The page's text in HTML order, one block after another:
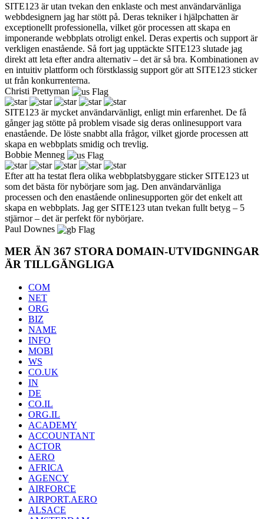
SITE123 är utan tvekan den enklaste och mest användarvänliga
webbdesignern jag har stött på. Deras tekniker i hjälpchatten är
exceptionellt professionella, vilket gör processen att skapa en
imponerande webbplats otroligt enkel. Deras expertis och support är
verkligen enastående. Så fort jag upptäckte SITE123 slutade jag
direkt att leta efter andra alternativ – det är så bra. Kombinationen av
en intuitiv plattform och förstklassig support gör att SITE123 sticker
ut från konkurrenterna.
Christi Prettyman
SITE123 är mycket användarvänligt, enligt min erfarenhet. De få
gånger jag stötte på problem visade sig deras onlinesupport vara
enastående. De löste snabbt alla frågor, vilket gjorde processen att
skapa en webbplats smidig och trevlig.
Bobbie Menneg
Efter att ha testat flera olika webbplatsbyggare sticker SITE123 ut
som det bästa för nybörjare som jag. Den användarvänliga
processen och den enastående onlinesupporten gör det enkelt att
skapa en webbplats. Jag ger SITE123 utan tvekan fullt betyg – 5
stjärnor – det är perfekt för nybörjare.
Paul Downes
MER ÄN 367 STORA DOMAIN-UTVIDGNINGAR
ÄR TILLGÄNGLIGA
COM
NET
ORG
BIZ
NAME
INFO
MOBI
WS
CO.UK
IN
DE
CO.IL
ORG.IL
ACADEMY
ACCOUNTANT
ACTOR
AERO
AFRICA
AGENCY
AIRFORCE
AIRPORT.AERO
ALSACE